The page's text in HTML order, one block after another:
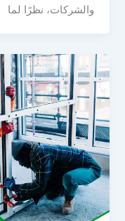
والشركات، نظرًا لما